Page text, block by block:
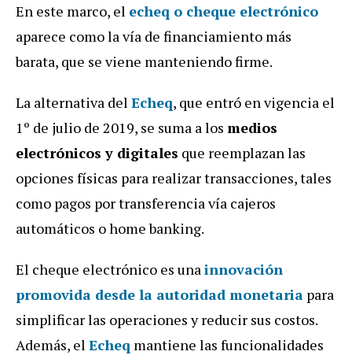
En este marco, el echeq o cheque electrónico
aparece como la vía de financiamiento más
barata, que se viene manteniendo firme.
La alternativa del Echeq, que entró en vigencia el
1º de julio de 2019, se suma a los medios
electrónicos y digitales que reemplazan las
opciones físicas para realizar transacciones, tales
como pagos por transferencia vía cajeros
automáticos o home banking.
El cheque electrónico es unainnovación
promovida desde la autoridad monetaria para
simplificar las operaciones y reducir sus costos.
Además, el Echeq mantiene las funcionalidades